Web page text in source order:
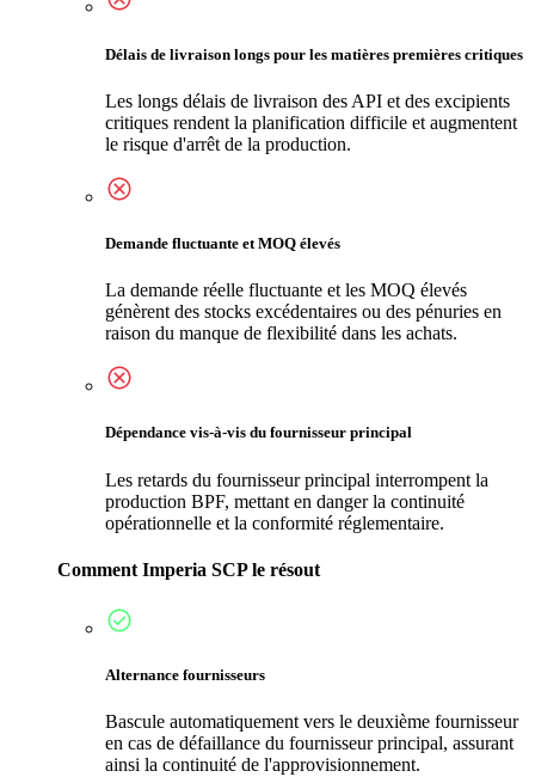
Délais de livraison longs pour les matières premières critiques
Les longs délais de livraison des API et des excipients
critiques rendent la planification difficile et augmentent
le risque d'arrêt de la production.
Demande fluctuante et MOQ élevés
La demande réelle fluctuante et les MOQ élevés
génèrent des stocks excédentaires ou des pénuries en
raison du manque de flexibilité dans les achats.
Dépendance vis-à-vis du fournisseur principal
Les retards du fournisseur principal interrompent la
production BPF, mettant en danger la continuité
opérationnelle et la conformité réglementaire.
Comment Imperia SCP le résout
Alternance fournisseurs
Bascule automatiquement vers le deuxième fournisseur
en cas de défaillance du fournisseur principal, assurant
ainsi la continuité de l'approvisionnement.